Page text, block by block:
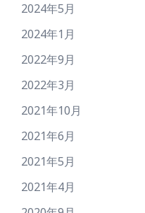
2024年5月
2024年1月
2022年9月
2022年3月
2021年10月
2021年6月
2021年5月
2021年4月